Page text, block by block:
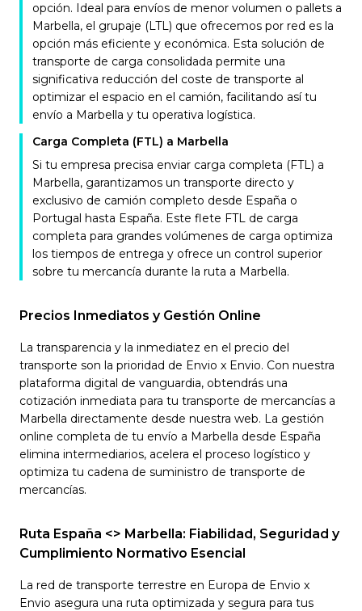
opción. Ideal para envíos de menor volumen o pallets a
Marbella, el grupaje (LTL) que ofrecemos por red es la
opción más eficiente y económica. Esta solución de
transporte de carga consolidada permite una
significativa reducción del coste de transporte al
optimizar el espacio en el camión, facilitando así tu
envío a Marbella y tu operativa logística.
Carga Completa (FTL) a Marbella
Si tu empresa precisa enviar carga completa (FTL) a
Marbella, garantizamos un transporte directo y
exclusivo de camión completo desde España o
Portugal hasta España. Este flete FTL de carga
completa para grandes volúmenes de carga optimiza
los tiempos de entrega y ofrece un control superior
sobre tu mercancía durante la ruta a Marbella.
Precios Inmediatos y Gestión Online
La transparencia y la inmediatez en el precio del
transporte son la prioridad de Envio x Envio. Con nuestra
plataforma digital de vanguardia, obtendrás una
cotización inmediata para tu transporte de mercancías a
Marbella directamente desde nuestra web. La gestión
online completa de tu envío a Marbella desde España
elimina intermediarios, acelera el proceso logístico y
optimiza tu cadena de suministro de transporte de
mercancías.
Ruta España <> Marbella: Fiabilidad, Seguridad y
Cumplimiento Normativo Esencial
La red de transporte terrestre en Europa de Envio x
Envio asegura una ruta optimizada y segura para tus